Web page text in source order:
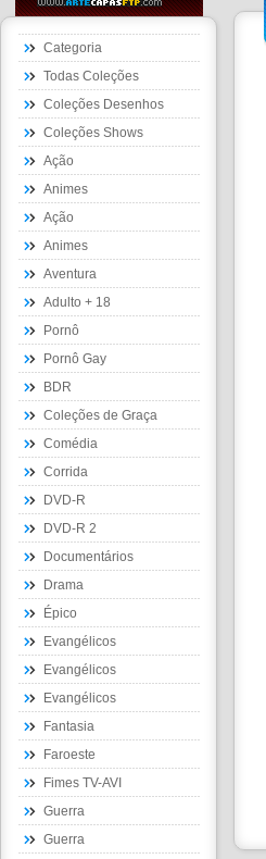
Categoria
Todas Coleções
Coleções Desenhos
Coleções Shows
Ação
Animes
Ação
Animes
Aventura
Adulto + 18
Pornô
Pornô Gay
BDR
Coleções de Graça
Comédia
Corrida
DVD-R
DVD-R 2
Documentários
Drama
Épico
Evangélicos
Evangélicos
Evangélicos
Fantasia
Faroeste
Fimes TV-AVI
Guerra
Guerra